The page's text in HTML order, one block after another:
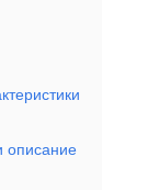
описание